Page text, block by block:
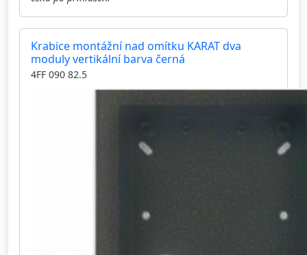
Krabice montážní nad omítku KARAT dva
moduly vertikální barva černá
4FF 090 82.5